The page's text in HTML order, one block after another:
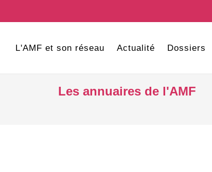
L'AMF et son réseau Actualité Dossiers
Les annuaires de l'AMF